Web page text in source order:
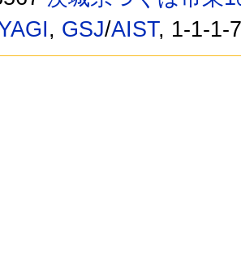
, GSJ/AIST, 1-1-1-